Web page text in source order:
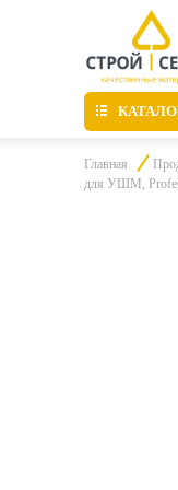
Главная
для УШМ,